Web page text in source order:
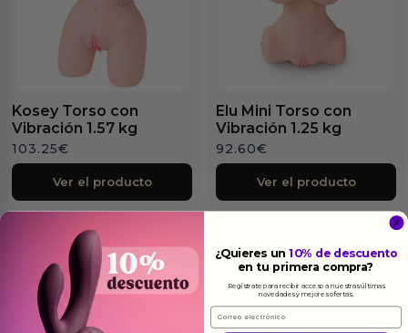
Kosey Torso con
Vibración 1.57 kg
103.25€
Ver el producto
Elu Mini Torso con
Vibración 1.25 kg
92.60€
Ver el producto
¿Quieres un10% de descuento
en tu primera compra?
Regístrate para recibir acceso a nuestras últimas
novedades y mejores ofertas.
Email